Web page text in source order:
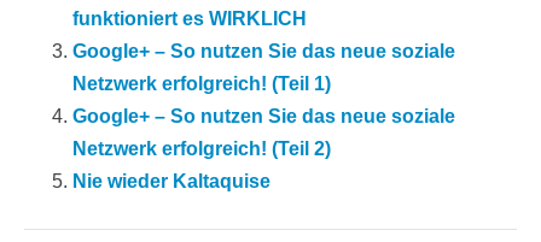
funktioniert es WIRKLICH
Google+ – So nutzen Sie das neue soziale
Netzwerk erfolgreich! (Teil 1)
Google+ – So nutzen Sie das neue soziale
Netzwerk erfolgreich! (Teil 2)
Nie wieder Kaltaquise